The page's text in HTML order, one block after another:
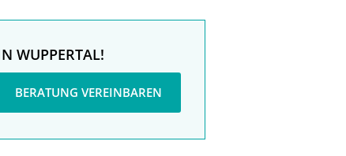
WUPPERTAL!
BERATUNG VEREINBAREN